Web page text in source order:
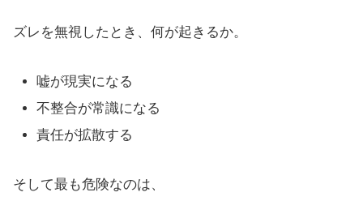
ズレを無視したとき、何が起きるか。
嘘が現実になる
不整合が常識になる
責任が拡散する
そして最も危険なのは、